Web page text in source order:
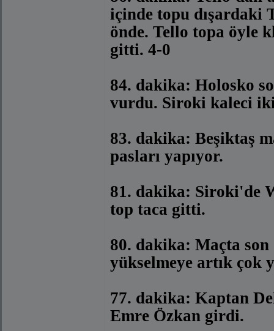
içinde topu dışardaki
önde. Tello topa öyle
gitti. 4-0
84. dakika: Holosko
vurdu. Siroki kaleci
83. dakika: Beşiktaş
pasları yapıyor.
81. dakika: Siroki'de
top taca gitti.
80. dakika: Maçta
yükselmeye artık çok
77. dakika: Kaptan
Emre Özkan girdi.